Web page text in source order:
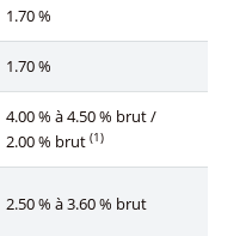
1.70 %
1.70 %
4.00 % à 4.50 % brut /
2.00 % brut (1)
2.50 % à 3.60 % brut